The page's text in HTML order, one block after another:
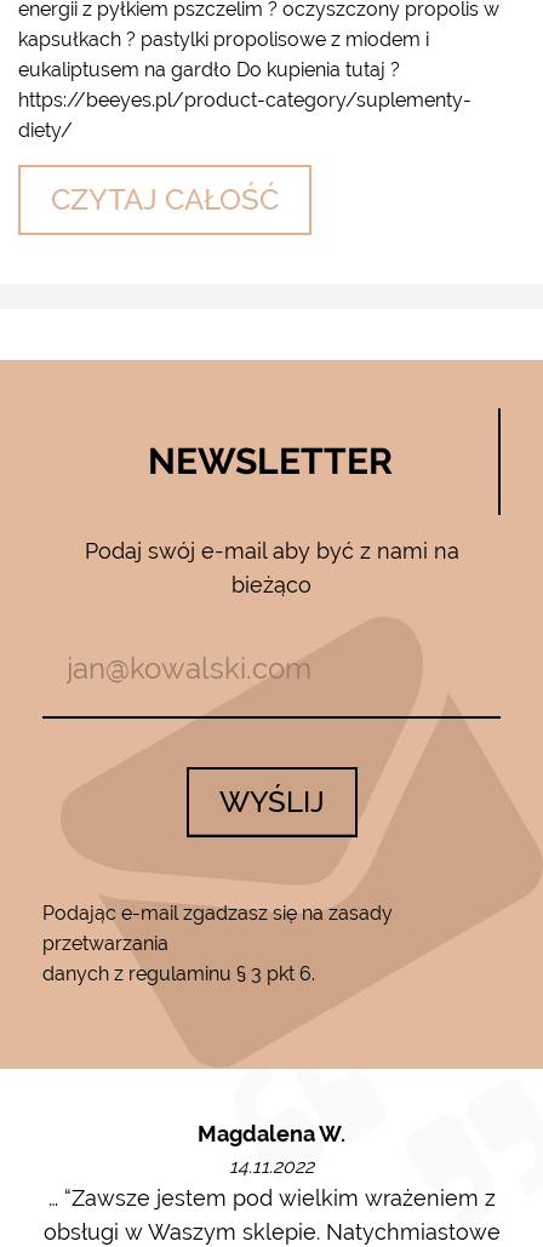
energii z pyłkiem pszczelim ? oczyszczony propolis w
kapsułkach ? pastylki propolisowe z miodem i
eukaliptusem na gardło Do kupienia tutaj ?
https://beeyes.pl/product-category/suplementy-
diety/
CZYTAJ CAŁOŚĆ
NEWSLETTER
Podaj swój e-mail aby być z nami na
bieżąco
WYŚLIJ
Podając e-mail zgadzasz się na zasady
przetwarzania
danych z regulaminu § 3 pkt 6.
Magdalena W.
14.11.2022
… “Zawsze jestem pod wielkim wrażeniem z
obsługi w Waszym sklepie. Natychmiastowe